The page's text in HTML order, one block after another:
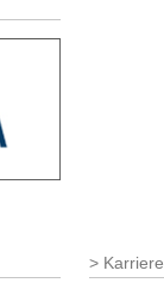
Karriere